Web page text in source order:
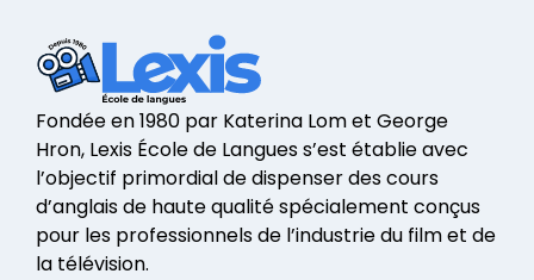
Fondée en 1980 par Katerina Lom et George
Hron, Lexis École de Langues s’est établie avec
l’objectif primordial de dispenser des cours
d’anglais de haute qualité spécialement conçus
pour les professionnels de l’industrie du film et de
la télévision.